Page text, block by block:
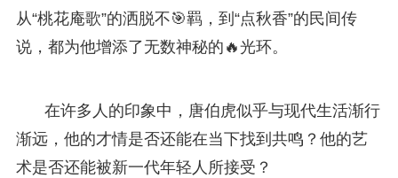
从“桃花庵歌”的洒脱不🎯羁，到“点秋香”的民间传
说，都为他增添了无数神秘的🔥光环。
在许多人的印象中，唐伯虎似乎与现代生活渐行
渐远，他的才情是否还能在当下找到共鸣？他的艺
术是否还能被新一代年轻人所接受？